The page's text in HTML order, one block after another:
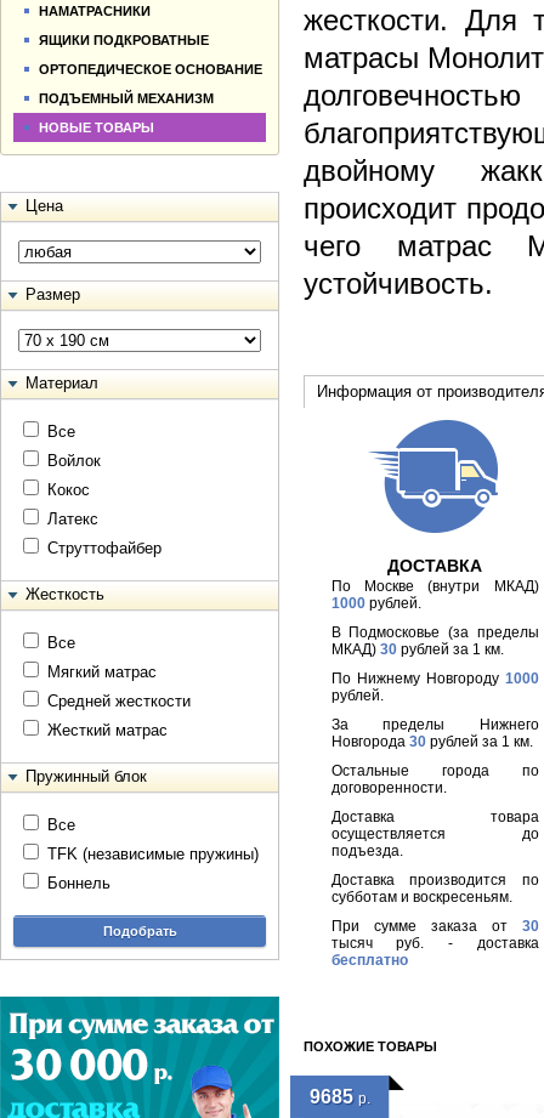
жесткости. Для
матрасы
двойному
происходит
чего матрас
устойчивость.
Информация от
ДОСТАВКА
По Москве (внутри МКАД)
1000рублей.
В Подмосковье (за пределы
МКАД) 30рублей за 1 км.
По Нижнему Новгороду 1000
рублей.
За пределы Нижнего
Новгорода 30рублей за 1 км.
Остальные города по
договоренности.
Доставка товара
осуществляется до
подъезда.
Доставка производится по
субботам и воскресеньям.
При сумме заказа от 30
тысяч руб. - доставка
бесплатно
ПОХОЖИЕ ТОВАРЫ
9685 р.
НАМАТРАСНИКИ
ЯЩИКИ ПОДКРОВАТНЫЕ
ОРТОПЕДИЧЕСКОЕ ОСНОВАНИЕ
ПОДЪЕМНЫЙ МЕХАНИЗМ
НОВЫЕ ТОВАРЫ
Цена
Размер
Материал
Все
Войлок
Кокос
Латекс
Струттофайбер
Жесткость
Все
Мягкий матрас
Средней жесткости
Жесткий матрас
Пружинный блок
Все
TFK (независимые пружины)
Боннель